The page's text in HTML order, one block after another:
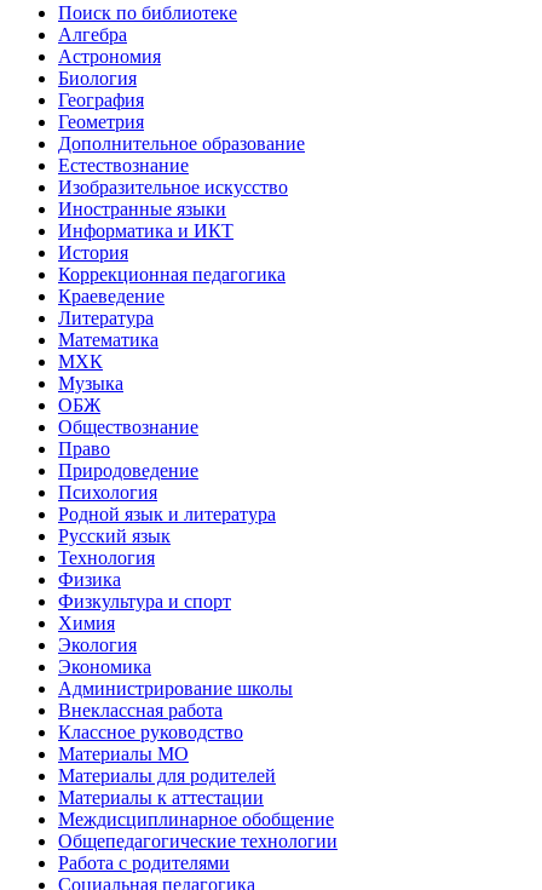
Поиск по библиотеке
Алгебра
Астрономия
Биология
География
Геометрия
Дополнительное образование
Естествознание
Изобразительное искусство
Иностранные языки
Информатика и ИКТ
История
Коррекционная педагогика
Краеведение
Литература
Математика
МХК
Музыка
ОБЖ
Обществознание
Право
Природоведение
Психология
Родной язык и литература
Русский язык
Технология
Физика
Физкультура и спорт
Химия
Экология
Экономика
Администрирование школы
Внеклассная работа
Классное руководство
Материалы МО
Материалы для родителей
Материалы к аттестации
Междисциплинарное обобщение
Общепедагогические технологии
Работа с родителями
Социальная педагогика